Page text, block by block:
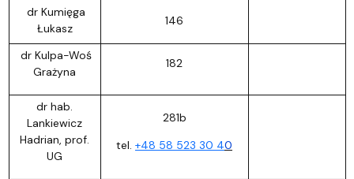
dr Kumięga
Łukasz
146
dr Kulpa-Woś
Grażyna
182
dr hab.
Lankiewicz
Hadrian, prof.
UG
281b
tel. +48 58 523 30 40